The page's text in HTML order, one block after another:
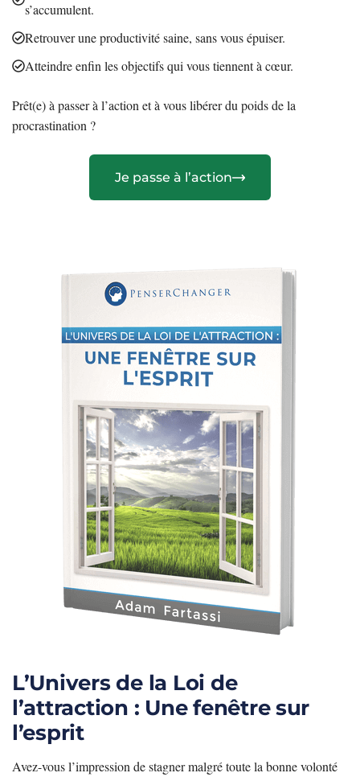
s’accumulent.
Retrouver une productivité saine, sans vous épuiser.
Atteindre enfin les objectifs qui vous tiennent à cœur.
Prêt(e) à passer à l’action et à vous libérer du poids de la
procrastination ?
Je passe à l’action
L’Univers de la Loi de
l’attraction : Une fenêtre sur
l’esprit
Avez-vous l’impression de stagner malgré toute la bonne volonté